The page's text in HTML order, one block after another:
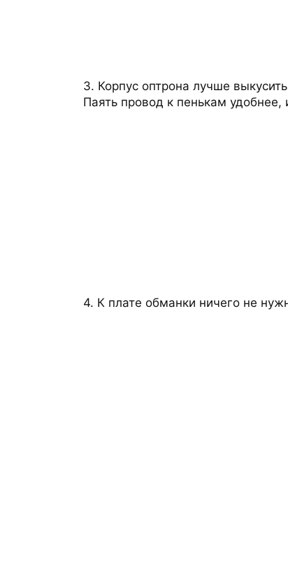
3. Корпус оптрона лучше
Паять провод к пенькам удобнее,
4. К плате обманки ничего не